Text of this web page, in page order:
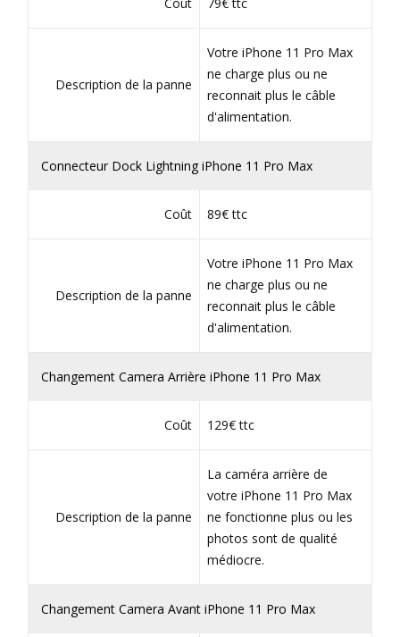
Description de la panne
Votre iPhone 11 Pro Max
ne charge plus ou ne
reconnait plus le câble
d'alimentation.
Connecteur Dock Lightning iPhone 11 Pro Max
Coût 89€ ttc
Description de la panne
Votre iPhone 11 Pro Max
ne charge plus ou ne
reconnait plus le câble
d'alimentation.
Changement Camera Arrière iPhone 11 Pro Max
Coût 129€ ttc
Description de la panne
La caméra arrière de
votre iPhone 11 Pro Max
ne fonctionne plus ou les
photos sont de qualité
médiocre.
Changement Camera Avant iPhone 11 Pro Max